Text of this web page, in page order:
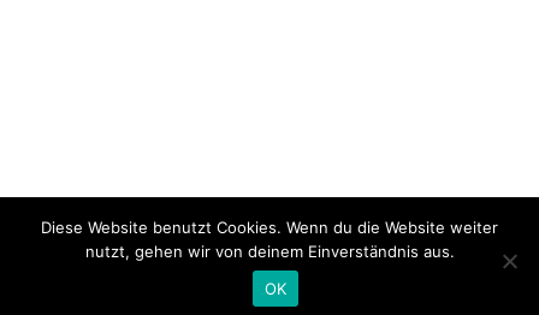
Diese Website benutzt Cookies. Wenn du die Website weiter
nutzt, gehen wir von deinem Einverständnis aus.
OK